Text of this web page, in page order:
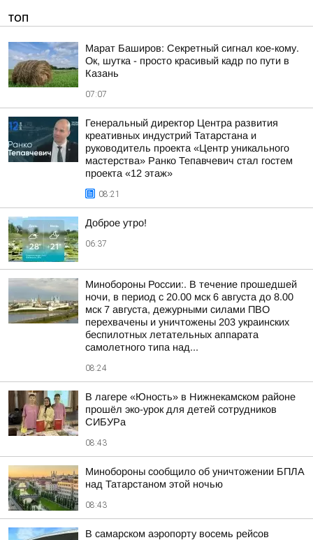
ТОП
Марат Баширов: Секретный сигнал кое-кому.
Ок, шутка - просто красивый кадр по пути в
Казань
07:07
Генеральный директор Центра развития
креативных индустрий Татарстана и
руководитель проекта «Центр уникального
мастерства» Ранко Тепавчевич стал гостем
проекта «12 этаж»
08:21
Доброе утро!
06:37
Минобороны России:. В течение прошедшей
ночи, в период с 20.00 мск 6 августа до 8.00
мск 7 августа, дежурными силами ПВО
перехвачены и уничтожены 203 украинских
беспилотных летательных аппарата
самолетного типа над...
08:24
В лагере «Юность» в Нижнекамском районе
прошёл эко-урок для детей сотрудников
СИБУРа
08:43
Минобороны сообщило об уничтожении БПЛА
над Татарстаном этой ночью
08:43
В самарском аэропорту восемь рейсов